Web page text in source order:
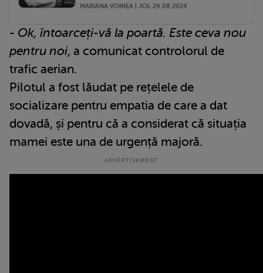
MARIANA VOINEA | JOI, 29.08.2024
- Ok, întoarceți-vă la poartă. Este ceva nou
pentru noi, a comunicat controlorul de
trafic aerian.
Pilotul a fost lăudat pe rețelele de
socializare pentru empatia de care a dat
dovadă, și pentru că a considerat că situația
mamei este una de urgență majoră.